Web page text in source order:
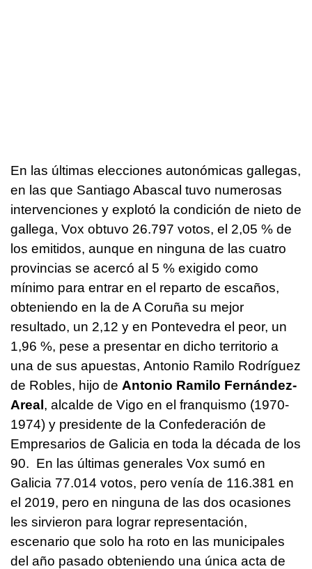
En las últimas elecciones autonómicas gallegas,
en las que Santiago Abascal tuvo numerosas
intervenciones y explotó la condición de nieto de
gallega, Vox obtuvo 26.797 votos, el 2,05 % de
los emitidos, aunque en ninguna de las cuatro
provincias se acercó al 5 % exigido como
mínimo para entrar en el reparto de escaños,
obteniendo en la de A Coruña su mejor
resultado, un 2,12 y en Pontevedra el peor, un
1,96 %, pese a presentar en dicho territorio a
una de sus apuestas, Antonio Ramilo Rodríguez
de Robles, hijo de Antonio Ramilo Fernández-
Areal, alcalde de Vigo en el franquismo (1970-
1974) y presidente de la Confederación de
Empresarios de Galicia en toda la década de los
90. En las últimas generales Vox sumó en
Galicia 77.014 votos, pero venía de 116.381 en
el 2019, pero en ninguna de las dos ocasiones
les sirvieron para lograr representación,
escenario que solo ha roto en las municipales
del año pasado obteniendo una única acta de